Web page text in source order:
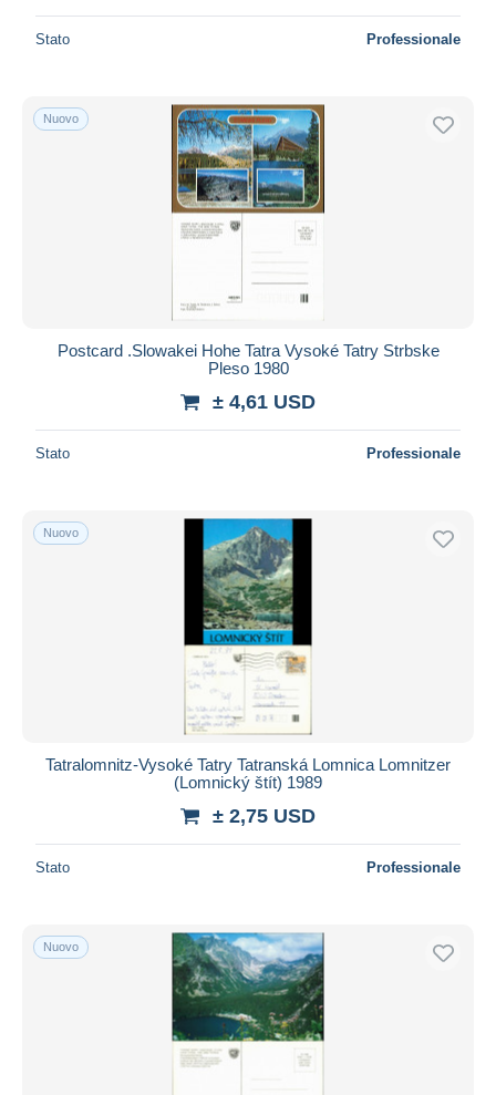
Stato Professionale
Nuovo
Postcard .Slowakei Hohe Tatra Vysoké Tatry Strbske
Pleso 1980
± 4,61 USD
Stato Professionale
Nuovo
Tatralomnitz-Vysoké Tatry Tatranská Lomnica Lomnitzer
(Lomnický štít) 1989
± 2,75 USD
Stato Professionale
Nuovo